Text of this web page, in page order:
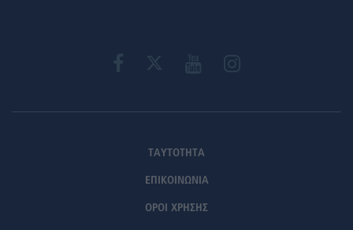
ΤΑΥΤΟΤΗΤΑ
ΕΠΙΚΟΙΝΩΝΙΑ
ΟΡΟΙ ΧΡΗΣΗΣ